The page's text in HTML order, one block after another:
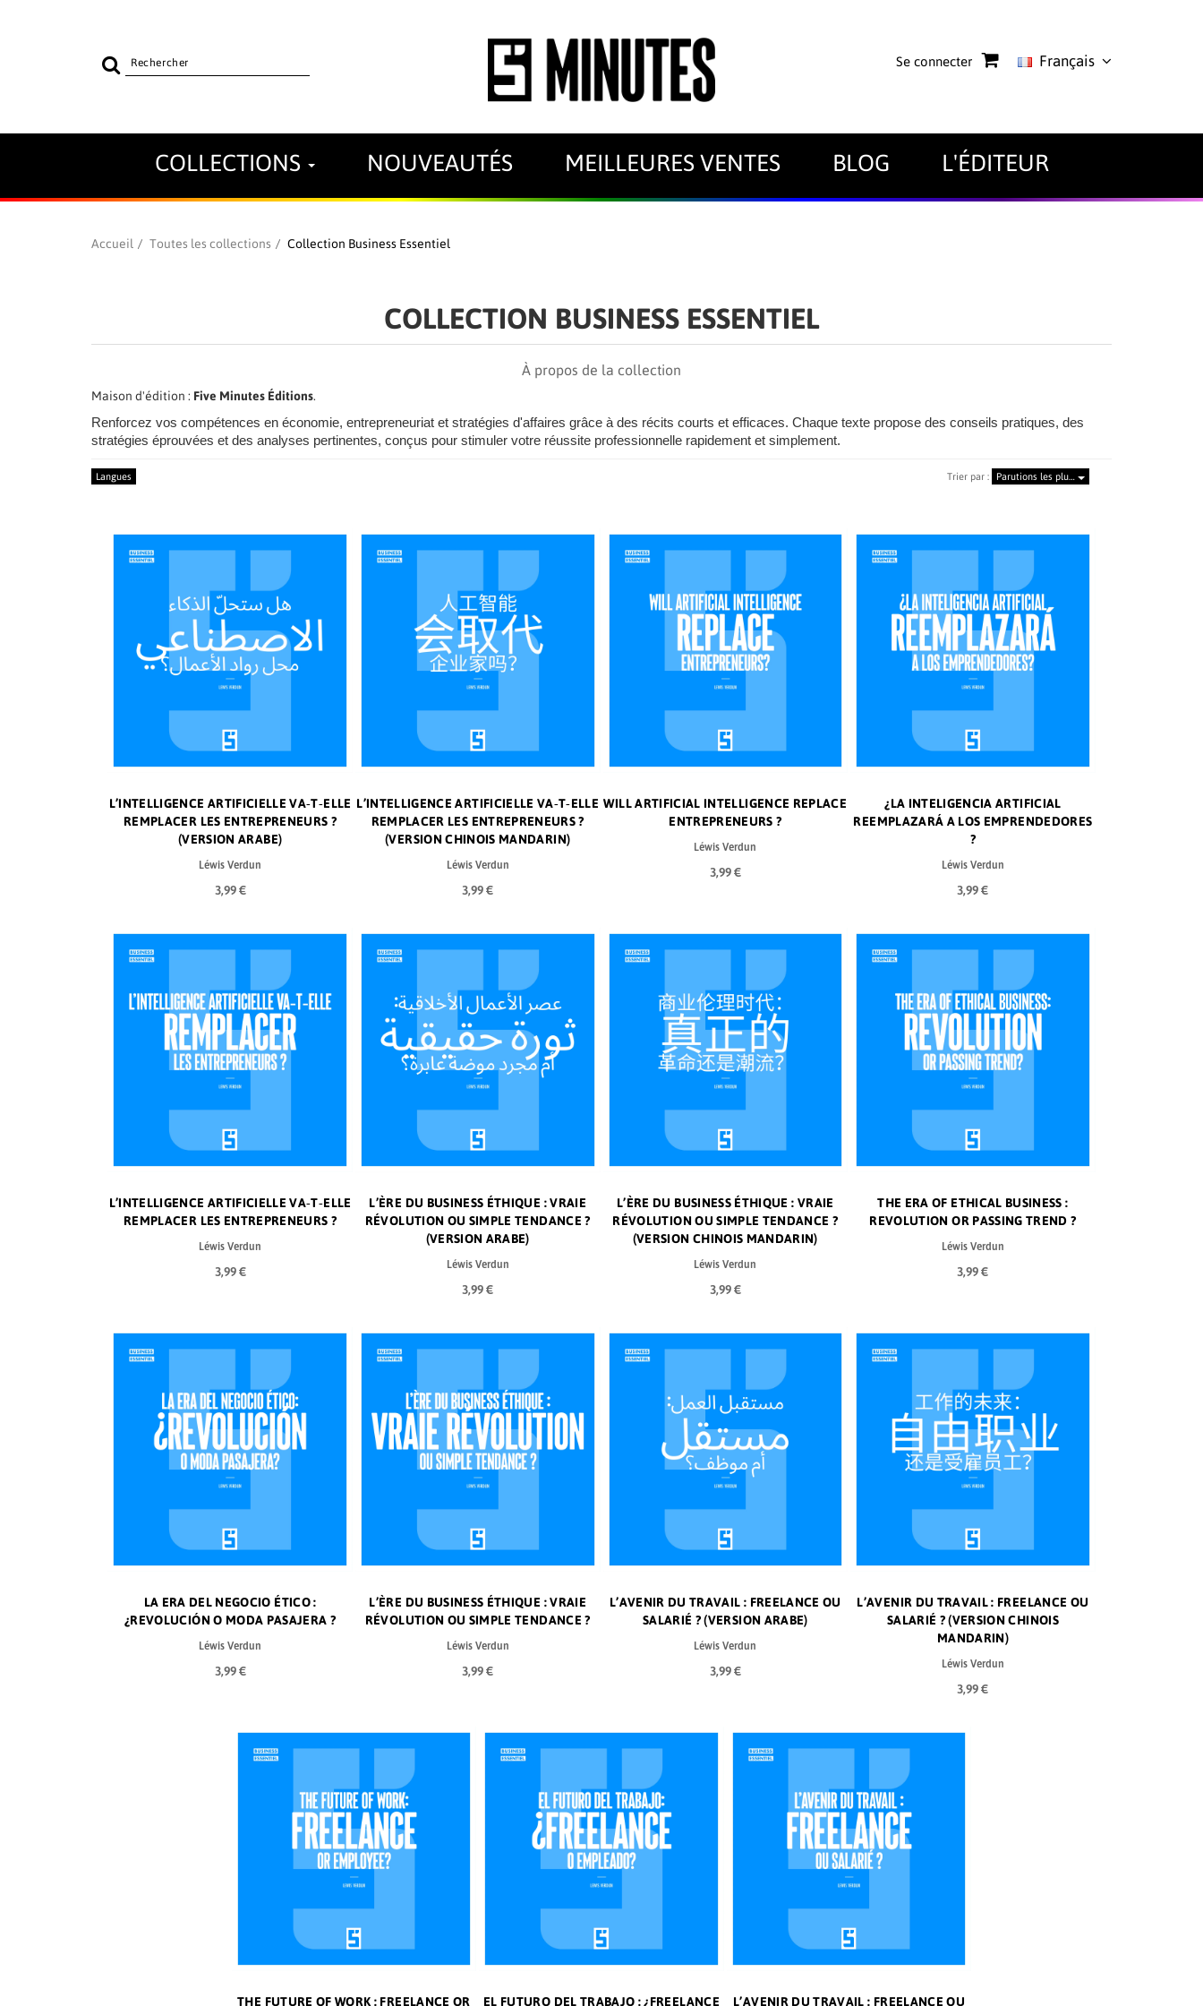
Rechercher
sur
Se connecter Français
COLLECTIONS NOUVEAUTÉS MEILLEURES VENTES BLOG L'ÉDITEUR
Accueil Toutes les collections Collection Business Essentiel
COLLECTION BUSINESS ESSENTIEL
À propos de la collection
Maison d'édition : Five Minutes Éditions.
Renforcez vos compétences en économie, entrepreneuriat et stratégies d'affaires grâce à des récits courts et efficaces. Chaque texte propose des conseils pratiques, des
stratégies éprouvées et des analyses pertinentes, conçus pour stimuler votre réussite professionnelle rapidement et simplement.
Langues Trier par : Parutions les plu…
L’INTELLIGENCE ARTIFICIELLE VA‑T‑ELLE
REMPLACER LES ENTREPRENEURS ?
(VERSION ARABE)
Léwis Verdun
3,99 €
L’INTELLIGENCE ARTIFICIELLE VA‑T‑ELLE
REMPLACER LES ENTREPRENEURS ?
(VERSION CHINOIS MANDARIN)
Léwis Verdun
3,99 €
WILL ARTIFICIAL INTELLIGENCE REPLACE
ENTREPRENEURS ?
Léwis Verdun
3,99 €
¿LA INTELIGENCIA ARTIFICIAL
REEMPLAZARÁ A LOS EMPRENDEDORES
?
Léwis Verdun
3,99 €
L’INTELLIGENCE ARTIFICIELLE VA‑T‑ELLE
REMPLACER LES ENTREPRENEURS ?
Léwis Verdun
3,99 €
L’ÈRE DU BUSINESS ÉTHIQUE : VRAIE
RÉVOLUTION OU SIMPLE TENDANCE ?
(VERSION ARABE)
Léwis Verdun
3,99 €
L’ÈRE DU BUSINESS ÉTHIQUE : VRAIE
RÉVOLUTION OU SIMPLE TENDANCE ?
(VERSION CHINOIS MANDARIN)
Léwis Verdun
3,99 €
THE ERA OF ETHICAL BUSINESS :
REVOLUTION OR PASSING TREND ?
Léwis Verdun
3,99 €
LA ERA DEL NEGOCIO ÉTICO :
¿REVOLUCIÓN O MODA PASAJERA ?
Léwis Verdun
3,99 €
L’ÈRE DU BUSINESS ÉTHIQUE : VRAIE
RÉVOLUTION OU SIMPLE TENDANCE ?
Léwis Verdun
3,99 €
L’AVENIR DU TRAVAIL : FREELANCE OU
SALARIÉ ? (VERSION ARABE)
Léwis Verdun
3,99 €
L’AVENIR DU TRAVAIL : FREELANCE OU
SALARIÉ ? (VERSION CHINOIS
MANDARIN)
Léwis Verdun
3,99 €
THE FUTURE OF WORK : FREELANCE OR EL FUTURO DEL TRABAJO : ¿FREELANCE L’AVENIR DU TRAVAIL : FREELANCE OU